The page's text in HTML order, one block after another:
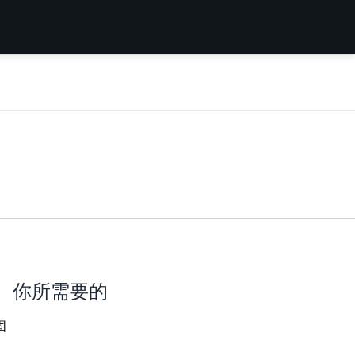
你所需要的